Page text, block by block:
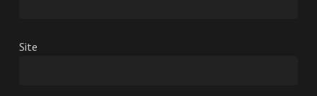
Site